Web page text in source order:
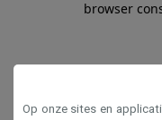
browser
Op onze sites en